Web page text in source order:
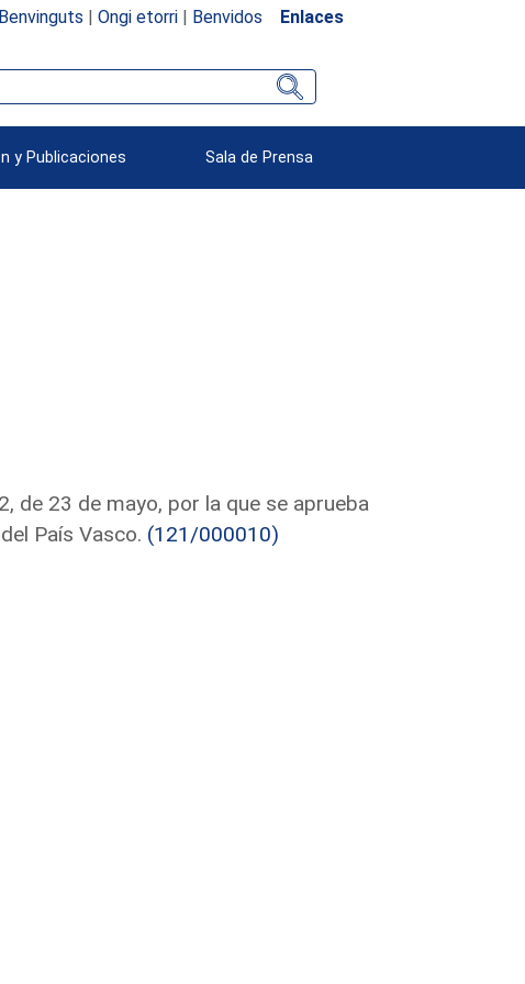
Benvinguts | Ongi etorri| Benvidos Enlaces
y Publicaciones Sala de Prensa
de 23 de mayo, por la que se aprueba
País Vasco. (121/000010)